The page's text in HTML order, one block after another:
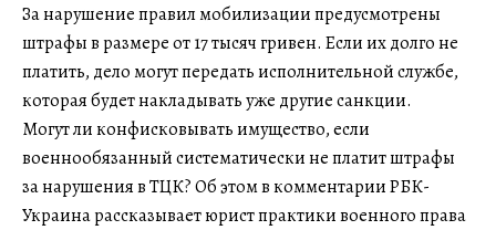
За нарушение правил мобилизации предусмотрены
штрафы в размере от 17 тысяч гривен. Если их долго не
платить, дело могут передать исполнительной службе,
которая будет накладывать уже другие санкции.
Могут ли конфисковывать имущество, если
военнообязанный систематически не платит штрафы
за нарушения в ТЦК? Об этом в комментарии РБК-
Украина рассказывает юрист практики военного права